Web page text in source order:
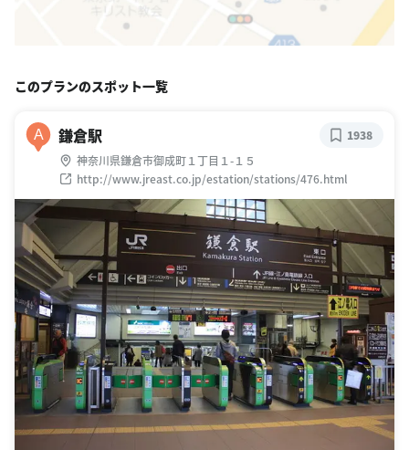
このプランのスポット一覧
A 鎌倉駅
神奈川県鎌倉市御成町１丁目１-１５
http://www.jreast.co.jp/estation/stations/476.html
1938